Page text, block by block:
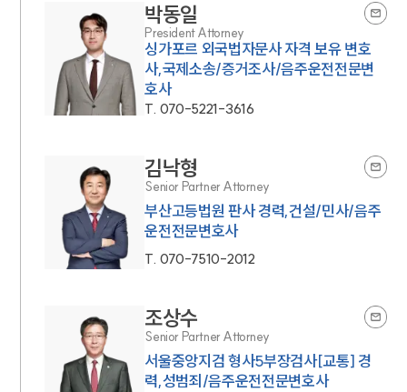
박동일
President Attorney
싱가포르 외국법자문사 자격 보유 변호
사,국제소송/증거조사/음주운전전문변
호사
T. 070-5221-3616
김낙형
Senior Partner Attorney
부산고등법원 판사 경력,건설/민사/음주
운전전문변호사
T. 070-7510-2012
조상수
Senior Partner Attorney
서울중앙지검 형사5부장검사[교통] 경
력,성범죄/음주운전전문변호사